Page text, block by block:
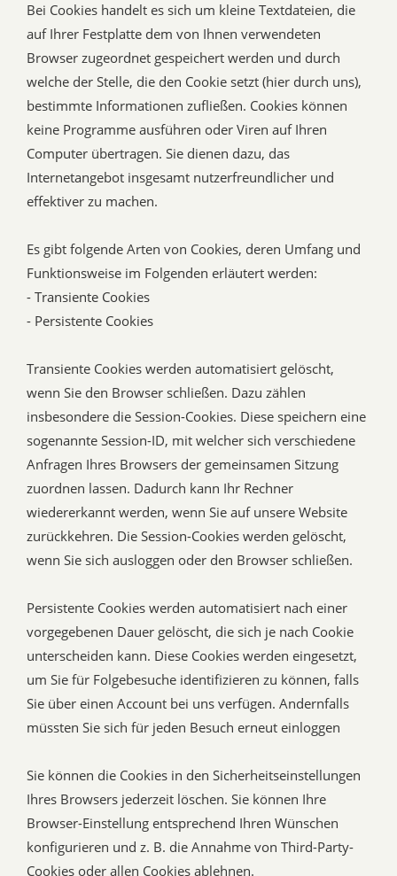
Bei Cookies handelt es sich um kleine Textdateien, die
auf Ihrer Festplatte dem von Ihnen verwendeten
Browser zugeordnet gespeichert werden und durch
welche der Stelle, die den Cookie setzt (hier durch uns),
bestimmte Informationen zufließen. Cookies können
keine Programme ausführen oder Viren auf Ihren
Computer übertragen. Sie dienen dazu, das
Internetangebot insgesamt nutzerfreundlicher und
effektiver zu machen.
Es gibt folgende Arten von Cookies, deren Umfang und
Funktionsweise im Folgenden erläutert werden:
- Transiente Cookies
- Persistente Cookies
Transiente Cookies werden automatisiert gelöscht,
wenn Sie den Browser schließen. Dazu zählen
insbesondere die Session-Cookies. Diese speichern eine
sogenannte Session-ID, mit welcher sich verschiedene
Anfragen Ihres Browsers der gemeinsamen Sitzung
zuordnen lassen. Dadurch kann Ihr Rechner
wiedererkannt werden, wenn Sie auf unsere Website
zurückkehren. Die Session-Cookies werden gelöscht,
wenn Sie sich ausloggen oder den Browser schließen.
Persistente Cookies werden automatisiert nach einer
vorgegebenen Dauer gelöscht, die sich je nach Cookie
unterscheiden kann. Diese Cookies werden eingesetzt,
um Sie für Folgebesuche identifizieren zu können, falls
Sie über einen Account bei uns verfügen. Andernfalls
müssten Sie sich für jeden Besuch erneut einloggen
Sie können die Cookies in den Sicherheitseinstellungen
Ihres Browsers jederzeit löschen. Sie können Ihre
Browser-Einstellung entsprechend Ihren Wünschen
konfigurieren und z. B. die Annahme von Third-Party-
Cookies oder allen Cookies ablehnen.